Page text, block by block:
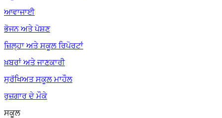
ਆਵਾਜਾਈ
ਭੋਜਨ ਅਤੇ ਪੋਸ਼ਣ
ਜ਼ਿਲ੍ਹਾ ਅਤੇ ਸਕੂਲ ਰਿਪੋਰਟਾਂ
ਖ਼ਬਰਾਂ ਅਤੇ ਜਾਣਕਾਰੀ
ਸੁਰੱਖਿਅਤ ਸਕੂਲ ਮਾਹੌਲ
ਰੁਜ਼ਗਾਰ ਦੇ ਮੌਕੇ
ਸਕੂਲ